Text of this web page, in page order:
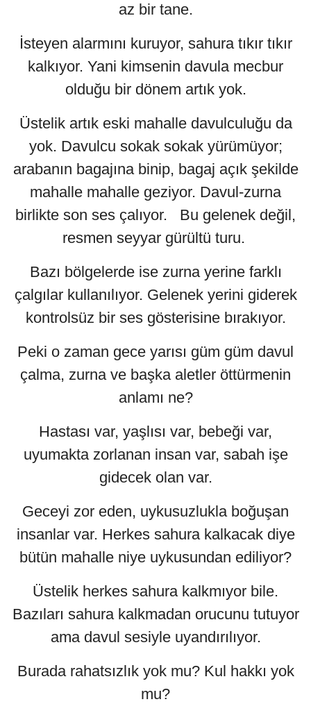
az bir tane.
İsteyen alarmını kuruyor, sahura tıkır tıkır
kalkıyor. Yani kimsenin davula mecbur
olduğu bir dönem artık yok.
Üstelik artık eski mahalle davulculuğu da
yok. Davulcu sokak sokak yürümüyor;
arabanın bagajına binip, bagaj açık şekilde
mahalle mahalle geziyor. Davul-zurna
birlikte son ses çalıyor. Bu gelenek değil,
resmen seyyar gürültü turu.
Bazı bölgelerde ise zurna yerine farklı
çalgılar kullanılıyor. Gelenek yerini giderek
kontrolsüz bir ses gösterisine bırakıyor.
Peki o zaman gece yarısı güm güm davul
çalma, zurna ve başka aletler öttürmenin
anlamı ne?
Hastası var, yaşlısı var, bebeği var,
uyumakta zorlanan insan var, sabah işe
gidecek olan var.
Geceyi zor eden, uykusuzlukla boğuşan
insanlar var. Herkes sahura kalkacak diye
bütün mahalle niye uykusundan ediliyor?
Üstelik herkes sahura kalkmıyor bile.
Bazıları sahura kalkmadan orucunu tutuyor
ama davul sesiyle uyandırılıyor.
Burada rahatsızlık yok mu? Kul hakkı yok
mu?